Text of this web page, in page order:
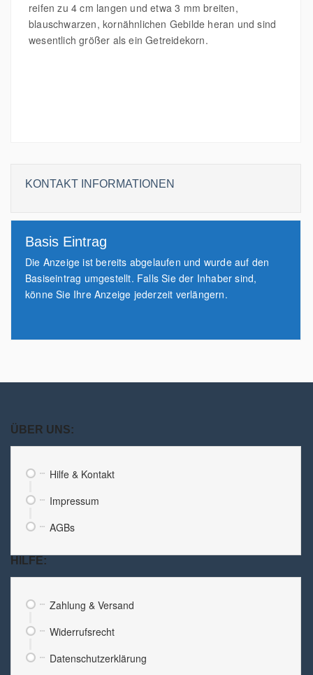
reifen zu 4 cm langen und etwa 3 mm breiten,
blauschwarzen, kornähnlichen Gebilde heran und sind
wesentlich größer als ein Getreidekorn.
KONTAKT INFORMATIONEN
Basis Eintrag
Die Anzeige ist bereits abgelaufen und wurde auf den
Basiseintrag umgestellt. Falls Sie der Inhaber sind,
könne Sie Ihre Anzeige jederzeit verlängern.
ÜBER UNS:
Hilfe & Kontakt
Impressum
AGBs
HILFE:
Zahlung & Versand
Widerrufsrecht
Datenschutzerklärung